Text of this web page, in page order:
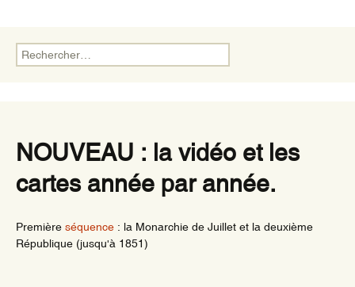
o
Rechercher :
NOUVEAU : la vidéo et les
cartes année par année.
Première séquence : la Monarchie de Juillet et la deuxième
République (jusqu'à 1851)